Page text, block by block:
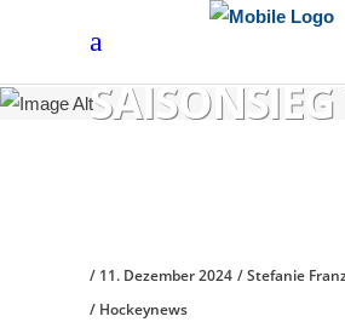
11. Dezember 2024
Stefanie
Hockeynews